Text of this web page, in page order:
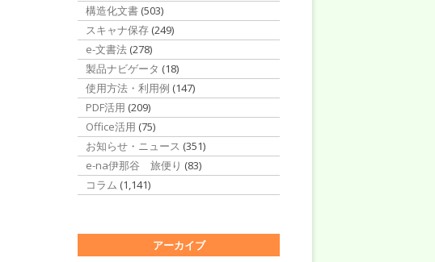
構造化文書 (503)
スキャナ保存 (249)
e-文書法 (278)
製品ナビゲータ (18)
使用方法・利用例 (147)
PDF活用 (209)
Office活用 (75)
お知らせ・ニュース (351)
e-na伊那谷 旅便り (83)
コラム (1,141)
アーカイブ